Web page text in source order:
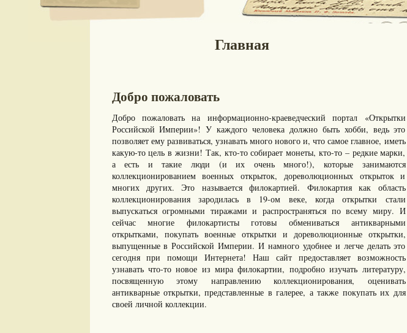
Главная
Добро пожаловать
Добро пожаловать на информационно-краеведческий портал «Открытки
Российской Империи»! У каждого человека должно быть хобби, ведь это
позволяет ему развиваться, узнавать много нового и, что самое главное, иметь
какую-то цель в жизни! Так, кто-то собирает монеты, кто-то – редкие марки,
а есть и такие люди (и их очень много!), которые занимаются
коллекционированием военных открыток, дореволюционных открыток и
многих других. Это называется филокартией. Филокартия как область
коллекционирования зародилась в 19-ом веке, когда открытки стали
выпускаться огромными тиражами и распространяться по всему миру. И
сейчас многие филокартисты готовы обмениваться антикварными
открытками, покупать военные открытки и дореволюционные открытки,
выпущенные в Российской Империи. И намного удобнее и легче делать это
сегодня при помощи Интернета! Наш сайт предоставляет возможность
узнавать что-то новое из мира филокартии, подробно изучать литературу,
посвященную этому направлению коллекционирования, оценивать
антикварные открытки, представленные в галерее, а также покупать их для
своей личной коллекции.